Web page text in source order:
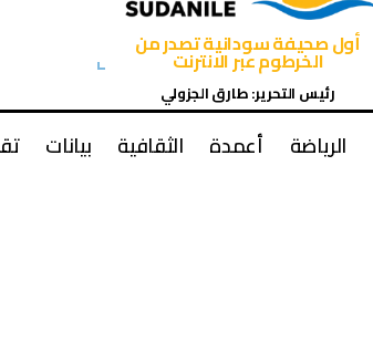
أول صحيفة سودانية تصدر من
الخرطوم عبر الانترنت
رئيس التحرير: طارق الجزولي
الرياضة أعمدة الثقافية بيانات